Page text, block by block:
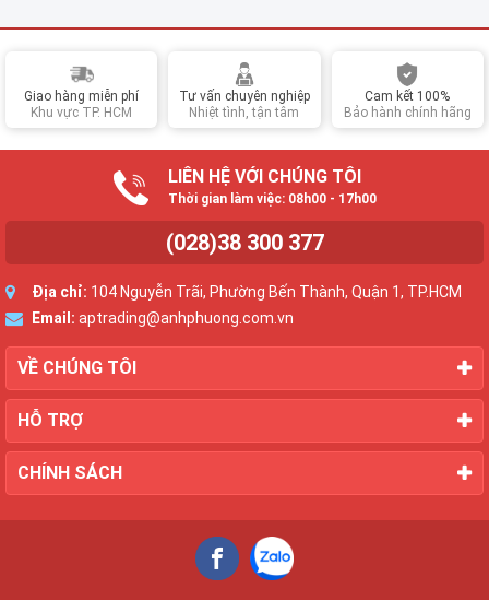
Giao hàng miễn phí
Khu vực TP. HCM
Tư vấn chuyên nghiệp
Nhiệt tình, tận tâm
Cam kết 100%
Bảo hành chính hãng
LIÊN HỆ VỚI CHÚNG TÔI
Thời gian làm việc: 08h00 - 17h00
(028)38 300 377
Địa chỉ: 104 Nguyễn Trãi, Phường Bến Thành, Quận 1, TP.HCM
Email: aptrading@anhphuong.com.vn
VỀ CHÚNG TÔI
HỖ TRỢ
CHÍNH SÁCH